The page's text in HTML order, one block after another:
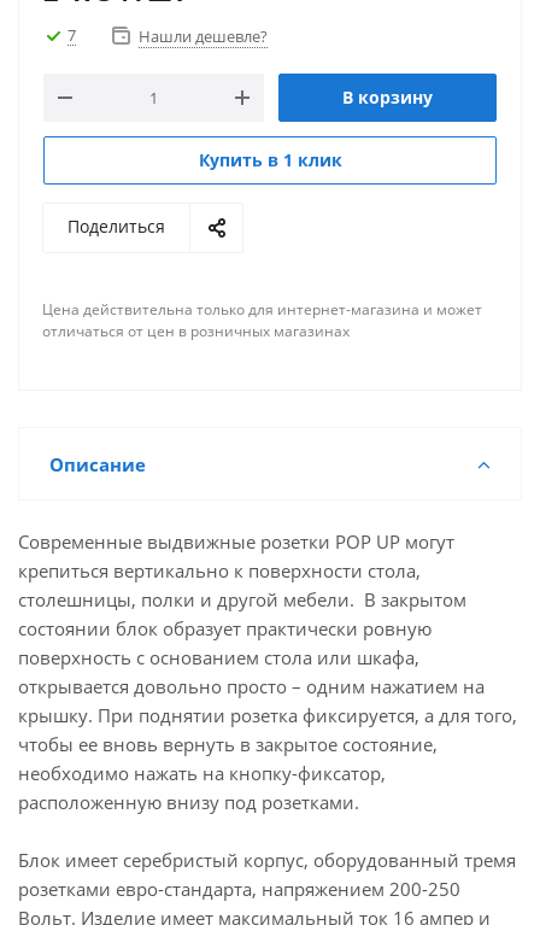
7 Нашли дешевле?
В корзину
Купить в 1 клик
Поделиться
Цена действительна только для интернет-магазина и может
отличаться от цен в розничных магазинах
Описание
Современные выдвижные розетки POP UP могут
крепиться вертикально к поверхности стола,
столешницы, полки и другой мебели. В закрытом
состоянии блок образует практически ровную
поверхность с основанием стола или шкафа,
открывается довольно просто – одним нажатием на
крышку. При поднятии розетка фиксируется, а для того,
чтобы ее вновь вернуть в закрытое состояние,
необходимо нажать на кнопку-фиксатор,
расположенную внизу под розетками.
Блок имеет серебристый корпус, оборудованный тремя
розетками евро-стандарта, напряжением 200-250
Вольт. Изделие имеет максимальный ток 16 ампер и